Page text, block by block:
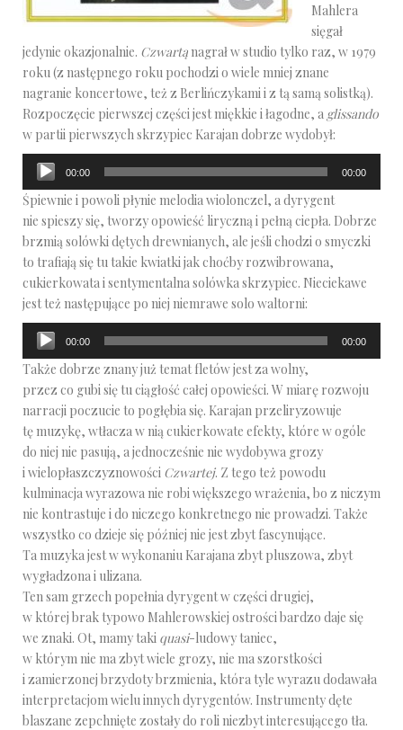
Mahlera
sięgał
jedynie okazjonalnie. Czwartą nagrał w studio tylko raz, w 1979
roku (z następnego roku pochodzi o wiele mniej znane
nagranie koncertowe, też z Berlińczykami i z tą samą solistką).
Rozpoczęcie pierwszej części jest miękkie i łagodne, a glissando
w partii pierwszych skrzypiec Karajan dobrze wydobył:
Odtwarzacz
plików
dźwiękowych
00:00 00:00
Śpiewnie i powoli płynie melodia wiolonczel, a dyrygent
nie spieszy się, tworzy opowieść liryczną i pełną ciepła. Dobrze
brzmią solówki dętych drewnianych, ale jeśli chodzi o smyczki
to trafiają się tu takie kwiatki jak choćby rozwibrowana,
cukierkowata i sentymentalna solówka skrzypiec. Nieciekawe
jest też następujące po niej niemrawe solo waltorni:
Odtwarzacz
plików
dźwiękowych
00:00 00:00
Także dobrze znany już temat fletów jest za wolny,
przez co gubi się tu ciągłość całej opowieści. W miarę rozwoju
narracji poczucie to pogłębia się. Karajan przeliryzowuje
tę muzykę, wtłacza w nią cukierkowate efekty, które w ogóle
do niej nie pasują, a jednocześnie nie wydobywa grozy
i wielopłaszczyznowości Czwartej. Z tego też powodu
kulminacja wyrazowa nie robi większego wrażenia, bo z niczym
nie kontrastuje i do niczego konkretnego nie prowadzi. Także
wszystko co dzieje się później nie jest zbyt fascynujące.
Ta muzyka jest w wykonaniu Karajana zbyt pluszowa, zbyt
wygładzona i ulizana.
Ten sam grzech popełnia dyrygent w części drugiej,
w której brak typowo Mahlerowskiej ostrości bardzo daje się
we znaki. Ot, mamy taki quasi-ludowy taniec,
w którym nie ma zbyt wiele grozy, nie ma szorstkości
i zamierzonej brzydoty brzmienia, która tyle wyrazu dodawała
interpretacjom wielu innych dyrygentów. Instrumenty dęte
blaszane zepchnięte zostały do roli niezbyt interesującego tła.